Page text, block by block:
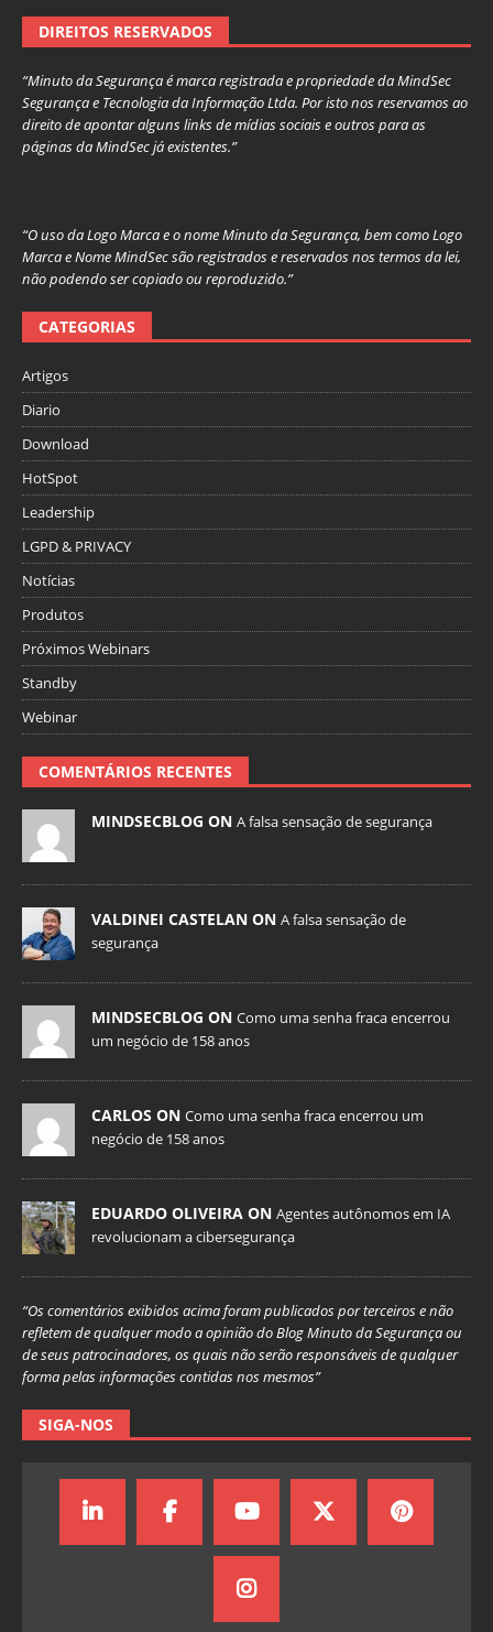
DIREITOS RESERVADOS
“Minuto da Segurança é marca registrada e propriedade da MindSec
Segurança e Tecnologia da Informação Ltda. Por isto nos reservamos ao
direito de apontar alguns links de mídias sociais e outros para as
páginas da MindSec já existentes.”
“O uso da Logo Marca e o nome Minuto da Segurança, bem como Logo
Marca e Nome MindSec são registrados e reservados nos termos da lei,
não podendo ser copiado ou reproduzido.”
CATEGORIAS
Artigos
Diario
Download
HotSpot
Leadership
LGPD & PRIVACY
Notícias
Produtos
Próximos Webinars
Standby
Webinar
COMENTÁRIOS RECENTES
MINDSECBLOG ON A falsa sensação de segurança
VALDINEI CASTELAN ON A falsa sensação de
segurança
MINDSECBLOG ON Como uma senha fraca encerrou
um negócio de 158 anos
CARLOS ON Como uma senha fraca encerrou um
negócio de 158 anos
EDUARDO OLIVEIRA ON Agentes autônomos em IA
revolucionam a cibersegurança
“Os comentários exibidos acima foram publicados por terceiros e não
refletem de qualquer modo a opinião do Blog Minuto da Segurança ou
de seus patrocinadores, os quais não serão responsáveis de qualquer
forma pelas informações contidas nos mesmos”
SIGA-NOS